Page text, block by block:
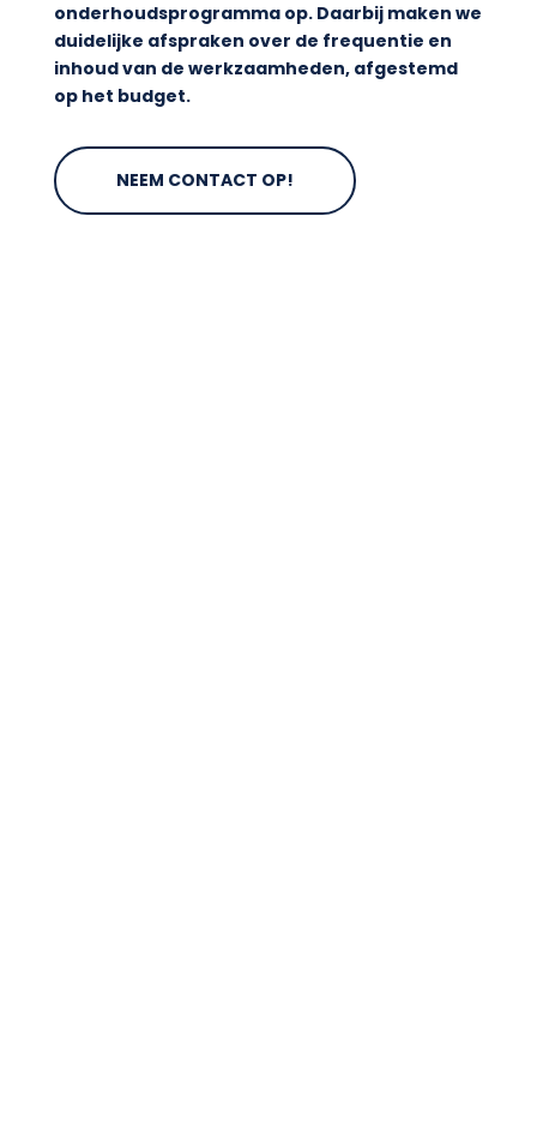
onderhoudsprogramma op. Daarbij maken we
duidelijke afspraken over de frequentie en
inhoud van de werkzaamheden, afgestemd
op het budget.
NEEM CONTACT OP!